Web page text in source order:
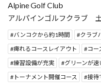
Alpine Golf Club
アルパインゴルフクラブ
バンコクから約1時間
クラブ
痺れるコースレイアウト
コー
練習設備が充実
グリーンが速
トーナメント開催コース
接待